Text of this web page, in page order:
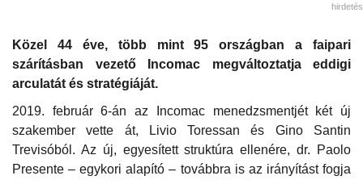
hirdetés
Közel 44 éve, több mint 95 országban a faipari
szárításban vezető Incomac megváltoztatja eddigi
arculatát és stratégiáját.
2019. február 6-án az Incomac menedzsmentjét két új
szakember vette át, Livio Toressan és Gino Santin
Trevisóból. Az új, egyesített struktúra ellenére, dr. Paolo
Presente – egykori alapító – továbbra is az irányítást fogja